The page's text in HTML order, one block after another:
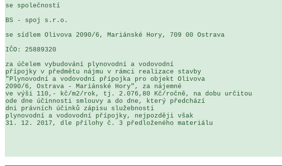
se společností
BS - spoj s.r.o.
se sídlem Olivova 2090/6, Mariánské Hory, 709 00 Ostrava
IČO: 25889320
za účelem vybudování plynovodní a vodovodní
přípojky v předmětu nájmu v rámci realizace stavby
"Plynovodní a vodovodní přípojka pro objekt Olivova
2090/6, Ostrava - Mariánské Hory", za nájemné
ve výši 110,- kč/m2/rok, tj. 2.076,80 Kč/ročně, na dobu určitou
ode dne účinnosti smlouvy a do dne, který předchází
dni právních účinků zápisu služebnosti
plynovodní a vodovodní přípojky, nejpozději však
31. 12. 2017, dle přílohy č. 3 předloženého materiálu